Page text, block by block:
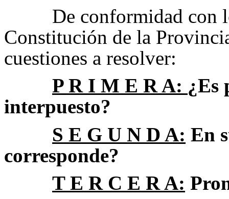
De conformidad con
Constitución de la
cuestiones a resolver:
P R I M E R A: ¿Es
interpuesto?
S E G U N D A: En
corresponde?
T E R C E R A: